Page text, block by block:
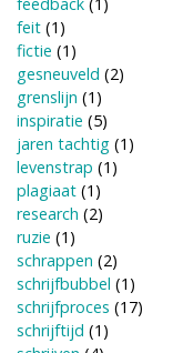
feit (1)
fictie (1)
gesneuveld (2)
grenslijn (1)
inspiratie (5)
jaren tachtig (1)
levenstrap (1)
plagiaat (1)
research (2)
ruzie (1)
schrappen (2)
schrijfbubbel (1)
schrijfproces (17)
schrijftijd (1)